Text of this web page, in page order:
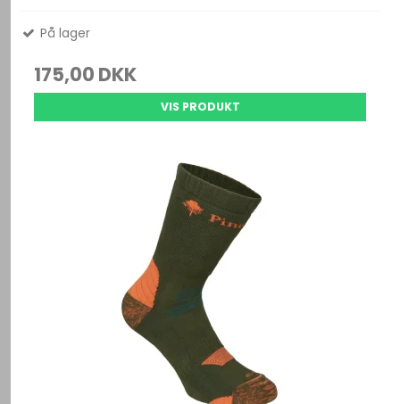
På lager
175,00 DKK
VIS PRODUKT